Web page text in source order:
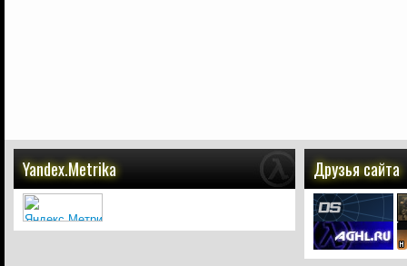
Yandex.Metrika Друзья сайта